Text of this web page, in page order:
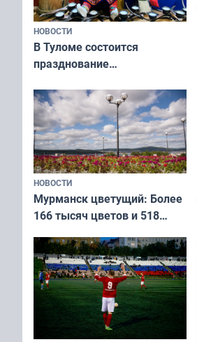
НОВОСТИ
В Туломе состоится
празднование
коренных народов мира
НОВОСТИ
Мурманск цветущий: Более
166 тысяч цветов и 518